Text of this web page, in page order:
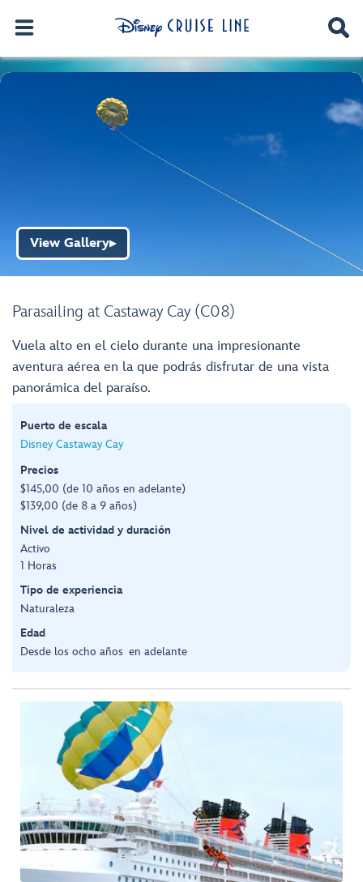
Parasailing at Castaway Cay (C08)
View Gallery▶
Vuela alto en el cielo durante una impresionante
aventura aérea en la que podrás disfrutar de una vista
panorámica del paraíso.
Puerto de escala
Disney Castaway Cay
Precios
$145,00 (de 10 años en adelante)
$139,00 (de 8 a 9 años)
Nivel de actividad y duración
Activo
1 Horas
Tipo de experiencia
Naturaleza
Edad
Desde los ocho años en adelante